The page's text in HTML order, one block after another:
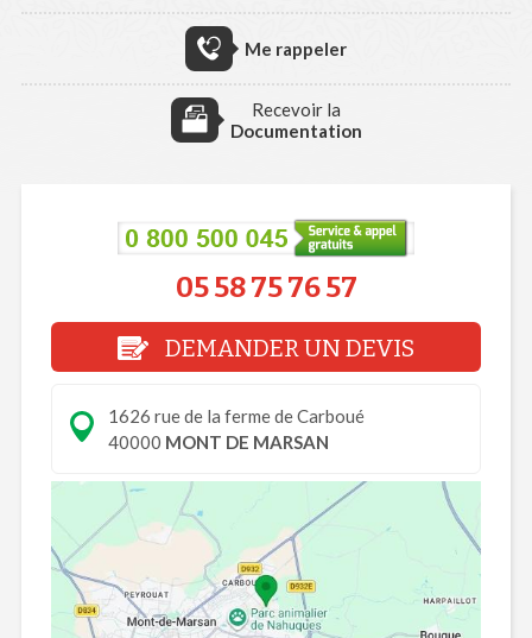
Me rappeler
Recevoir la
Documentation
05 58 75 76 57
DEMANDER UN DEVIS
1626 rue de la ferme de Carboué
40000 MONT DE MARSAN